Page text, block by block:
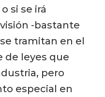
si se irá
-bastante
tramitan en el
de leyes que
pero
especial en